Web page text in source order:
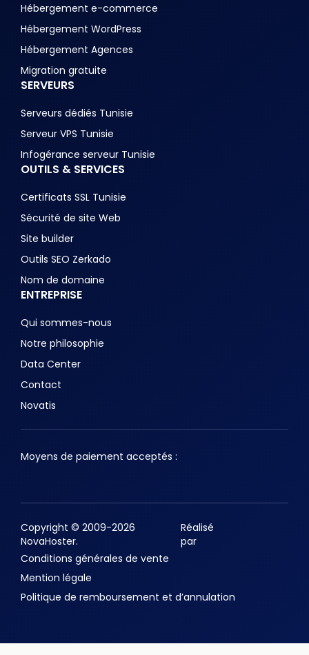
Hébergement e-commerce
Hébergement WordPress
Hébergement Agences
Migration gratuite
SERVEURS
Serveurs dédiés Tunisie
Serveur VPS Tunisie
Infogérance serveur Tunisie
OUTILS & SERVICES
Certificats SSL Tunisie
Sécurité de site Web
Site builder
Outils SEO Zerkado
Nom de domaine
ENTREPRISE
Qui sommes-nous
Notre philosophie
Data Center
Contact
Novatis
Moyens de paiement acceptés :
Copyright © 2009-2026
NovaHoster.
Réalisé
par
Conditions générales de vente
Mention légale
Politique de remboursement et d’annulation